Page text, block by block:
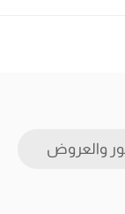
والعروض